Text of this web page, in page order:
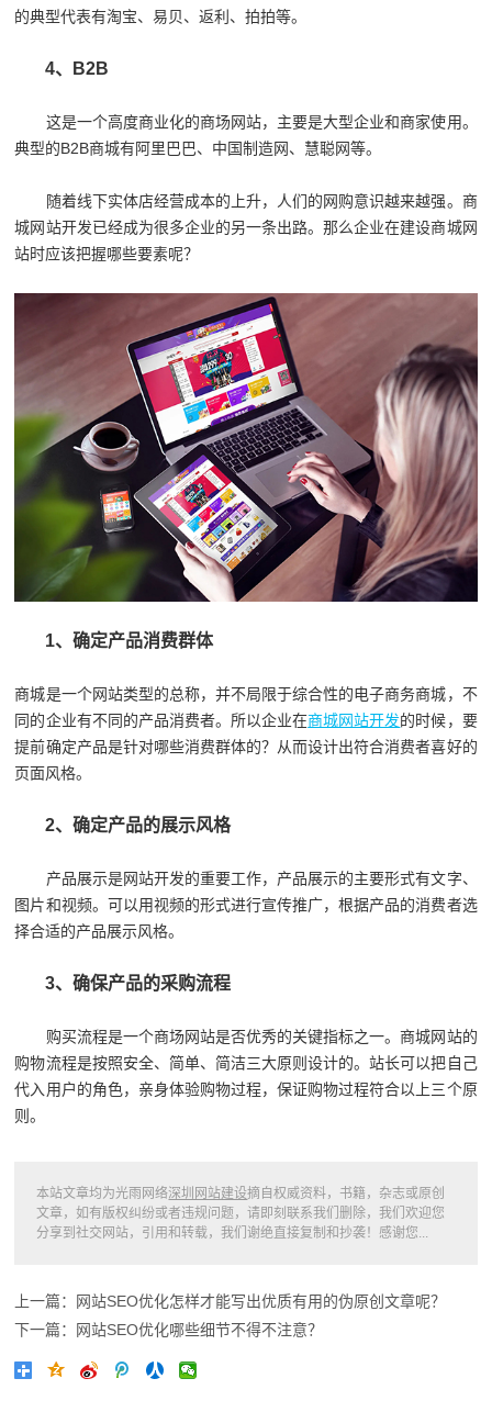
的典型代表有淘宝、易贝、返利、拍拍等。
4、B2B
这是一个高度商业化的商场网站，主要是大型企业和商家使用。
典型的B2B商城有阿里巴巴、中国制造网、慧聪网等。
随着线下实体店经营成本的上升，人们的网购意识越来越强。商
城网站开发已经成为很多企业的另一条出路。那么企业在建设商城网
站时应该把握哪些要素呢？
1、确定产品消费群体
商城是一个网站类型的总称，并不局限于综合性的电子商务商城，不
同的企业有不同的产品消费者。所以企业在商城网站开发的时候，要
提前确定产品是针对哪些消费群体的？从而设计出符合消费者喜好的
页面风格。
2、确定产品的展示风格
产品展示是网站开发的重要工作，产品展示的主要形式有文字、
图片和视频。可以用视频的形式进行宣传推广，根据产品的消费者选
择合适的产品展示风格。
3、确保产品的采购流程
购买流程是一个商场网站是否优秀的关键指标之一。商城网站的
购物流程是按照安全、简单、简洁三大原则设计的。站长可以把自己
代入用户的角色，亲身体验购物过程，保证购物过程符合以上三个原
则。
本站文章均为光雨网络深圳网站建设摘自权威资料，书籍，杂志或原创
文章，如有版权纠纷或者违规问题，请即刻联系我们删除，我们欢迎您
分享到社交网站，引用和转载，我们谢绝直接复制和抄袭！感谢您...
上一篇：网站SEO优化怎样才能写出优质有用的伪原创文章呢？
下一篇：网站SEO优化哪些细节不得不注意？